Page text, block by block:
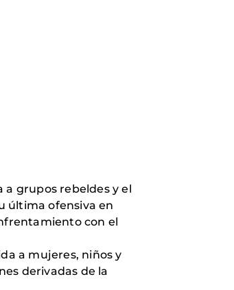
a grupos rebeldes y el
última ofensiva en
con el
a mujeres, niños y
derivadas de la